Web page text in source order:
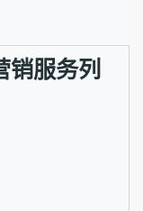
销服务列